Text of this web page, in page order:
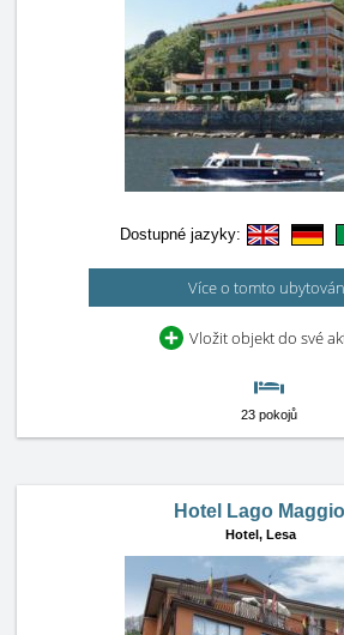
Dostupné jazyky:
Více o tomto
Vložit objekt do své
23 pokojů
Hotel Lago
Hotel, Lesa